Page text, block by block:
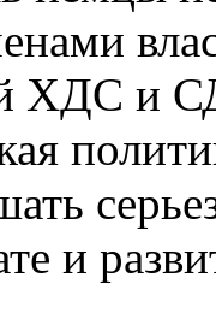
ХДС и
и